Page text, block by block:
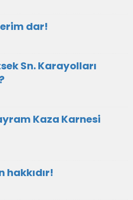
dar!
Sn. Karayolları
Kaza Karnesi